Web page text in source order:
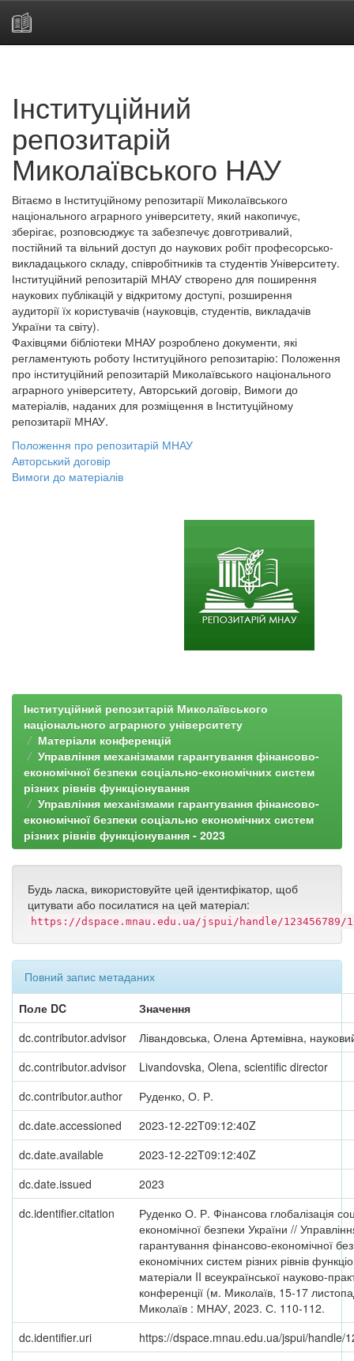
Інституційний
репозитарій
Миколаївського НАУ
Вітаємо в Інституційному репозитарії Миколаївського
національного аграрного університету, який накопичує,
зберігає, розповсюджує та забезпечує довготривалий,
постійний та вільний доступ до наукових робіт професорсько-
викладацького складу, співробітників та студентів Університету.
Інституційний репозитарій МНАУ створено для поширення
наукових публікацій у відкритому доступі, розширення
аудиторії їх користувачів (науковців, студентів, викладачів
України та світу).
Фахівцями бібліотеки МНАУ розроблено документи, які
регламентують роботу Інституційного репозитарію: Положення
про інституційний репозитарій Миколаївського національного
аграрного університету, Авторський договір, Вимоги до
матеріалів, наданих для розміщення в Інституційному
репозитарії МНАУ.
Положення про репозитарій МНАУ
Авторський договір
Вимоги до матеріалів
Інституційний репозитарій Миколаївського
національного аграрного університету
Матеріали конференцій
Управління механізмами гарантування фінансово-
економічної безпеки соціально-економічних систем
різних рівнів функціонування
Управління механізмами гарантування фінансово-
економічної безпеки соціально економічних систем
різних рівнів функціонування - 2023
Будь ласка, використовуйте цей ідентифікатор, щоб
цитувати або посилатися на цей матеріал:
https://dspace.mnau.edu.ua/jspui/handle/123456789/
Повний запис метаданих
Поле DC
Значення
dc.contributor.advisor
Лівандовська, Олена Артемівна,
dc.contributor.advisor
Livandovska, Olena, scientific director
dc.contributor.author
Руденко, О. Р.
dc.date.accessioned
2023-12-22T09:12:40Z
dc.date.available
2023-12-22T09:12:40Z
dc.date.issued
2023
dc.identifier.citation
Руденко О. Р. Фінансова глобалізація
економічної безпеки України //
гарантування фінансово-економічної
економічних систем різних рівнів
матеріали II всеукраїнської науково-
конференції (м. Миколаїв, 15-17
Миколаїв : МНАУ, 2023. С. 110-112.
dc.identifier.uri
https://dspace.mnau.edu.ua/jspui/handle/